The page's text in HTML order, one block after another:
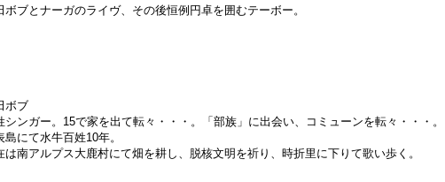
ボブとナーガのライヴ、その後恒例円卓を囲むテーボー。
ボブ
シンガー。15で家を出て転々・・・。「部族」に出会い、コミューンを転々・・・。
島にて水牛百姓10年。
は南アルプス大鹿村にて畑を耕し、脱核文明を祈り、時折里に下りて歌い歩く。